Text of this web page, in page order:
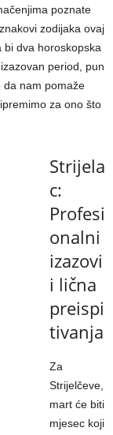
poznate
zodijaka ovaj
bi dva horoskopska
period, pun
da nam pomaže
za ono što
Strijela
c:
Profesi
onalni
izazovi
i lična
preispi
tivanja
Za
Strijelčeve,
mart će biti
mjesec koji